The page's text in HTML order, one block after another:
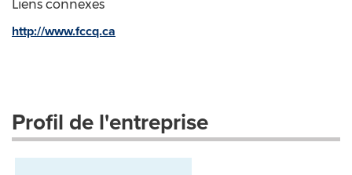
Liens connexes
http://www.fccq.ca
Profil de l'entreprise